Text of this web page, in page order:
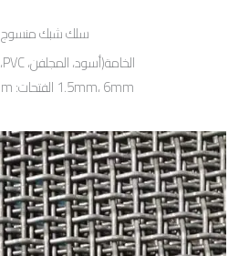
سلك شبك منسوج
الخامة(أسود، المجلفن، PVC، مغطى)
1.5mm، 6mm الفتحات: 1cm، 6cm